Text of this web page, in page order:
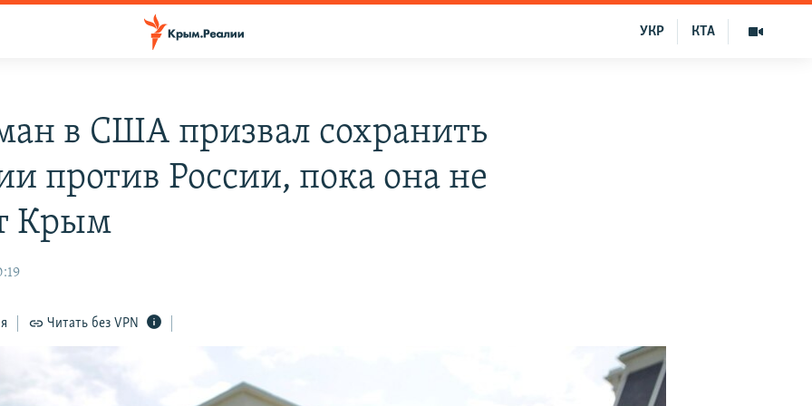
КТА
УКР
в США призвал сохранить
против России, пока она не
Крым
Читать без VPN